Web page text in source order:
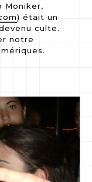
Moniker,
) était un
culte.
notre